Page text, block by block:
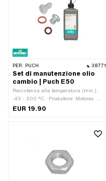
PER: PUCH 38771
Set di manutenzione olio
cambio | Puch E50
Resistenza alla temperatura (min.):
-45 - 200 °C · Produttore: Motorex ·
Contenuti: 450 ml · Tipo di cambio:
EUR 19.90